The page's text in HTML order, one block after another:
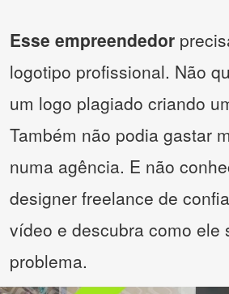
Esse empreendedor
logotipo profissional. Não
um logo plagiado criando
Também não podia gastar
numa agência. E não
designer freelance de
vídeo e descubra como ele
problema.